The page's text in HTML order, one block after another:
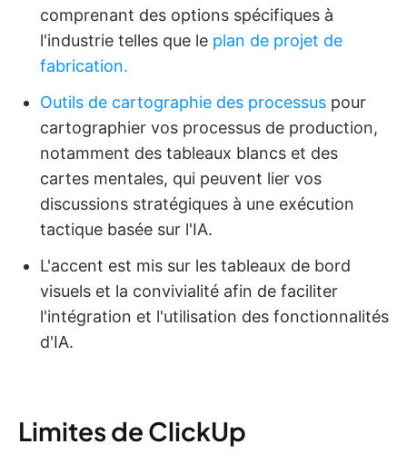
comprenant des options spécifiques à
l'industrie telles que le plan de projet de
fabrication.
Outils de cartographie des processus pour
cartographier vos processus de production,
notamment des tableaux blancs et des
cartes mentales, qui peuvent lier vos
discussions stratégiques à une exécution
tactique basée sur l'IA.
L'accent est mis sur les tableaux de bord
visuels et la convivialité afin de faciliter
l'intégration et l'utilisation des fonctionnalités
d'IA.
Limites de ClickUp